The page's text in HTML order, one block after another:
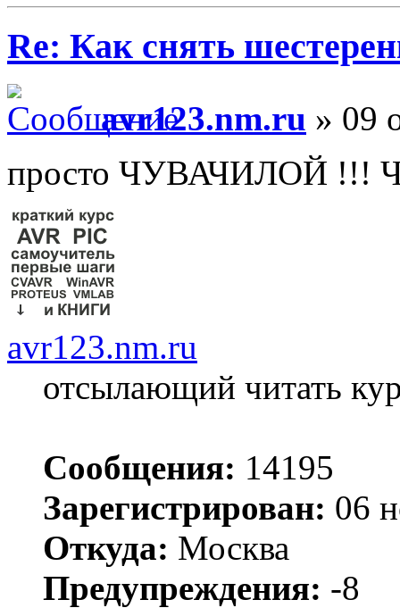
Re: Как снять
avr123.nm.ru » 09
просто ЧУВАЧИЛОЙ !!!
avr123.nm.ru
отсылающий читать
Сообщения: 14195
Зарегистрирован: 06
Откуда: Москва
Предупреждения: -8